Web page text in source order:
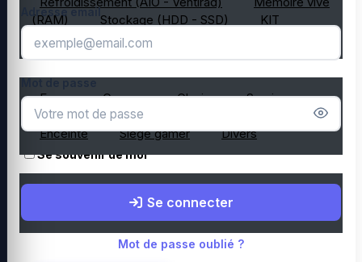
(RAM)
Stockage (HDD - SSD)
KIT
composant PC gamer
Ecran Casque Clavier
Souris
Microphone
Webcam
Enceinte
Siège gamer Divers
Top PC gamer : Intel / AMD
Composants PC gamer
Adresse email
Se souvenir de moi
Se connecter
Mot de passe oublié ?